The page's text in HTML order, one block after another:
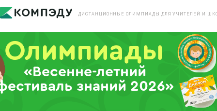
ДИСТАНЦИОННЫЕ ОЛИМПИАДЫ ДЛЯ УЧИТЕЛЕЙ И
«Весенне-летний
знаний 2026»